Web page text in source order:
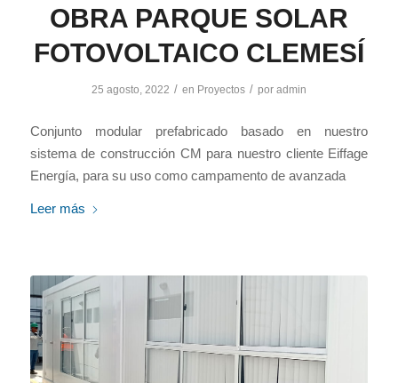
OBRA PARQUE SOLAR
FOTOVOLTAICO CLEMESÍ
25 agosto, 2022 / en Proyectos / por admin
Conjunto modular prefabricado basado en nuestro
sistema de construcción CM para nuestro cliente Eiffage
Energía, para su uso como campamento de avanzada
Leer más